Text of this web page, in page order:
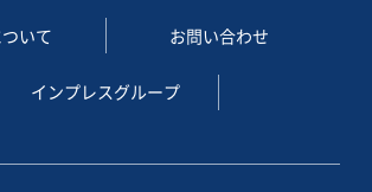
いて お問い合わせ
インプレスグループ